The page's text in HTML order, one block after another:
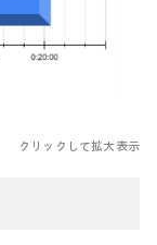
クリックして拡大表示